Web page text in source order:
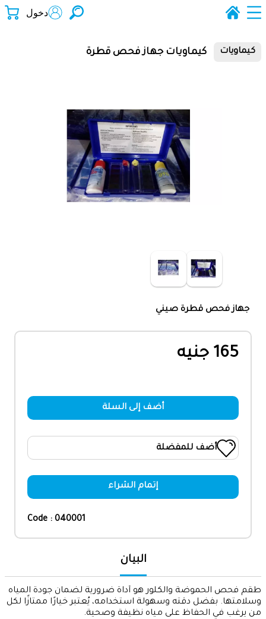
دخول
كيماويات كيماويات جهاز فحص قطرة
جهاز فحص قطرة صيني
165 جنيه
أضف إلى السلة
أضف للمفضلة
إتمام الشراء
Code : 040001
البيان
طقم فحص الحموضة والكلور هو أداة ضرورية لضمان جودة المياه
وسلامتها. بفضل دقته وسهولة استخدامه، يُعتبر خيارًا ممتازًا لكل
من يرغب في الحفاظ على مياه نظيفة وصحية.